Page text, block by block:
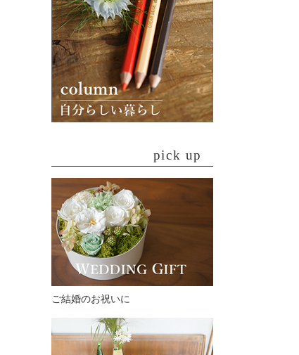
pick up
ご結婚のお祝いに